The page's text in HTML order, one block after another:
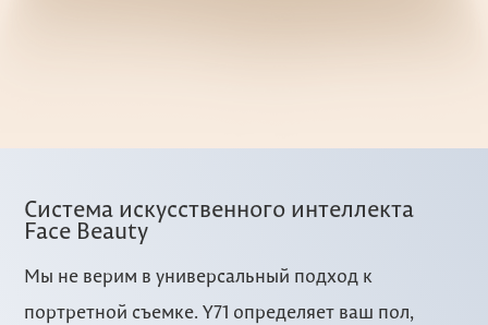
Система искусственного интеллекта
Face Beauty
Мы не верим в универсальный подход к
портретной съемке. Y71 определяет ваш пол,